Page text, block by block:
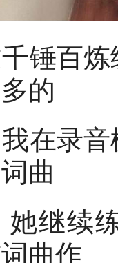
锤百
的
在录
曲
她继续
曲作